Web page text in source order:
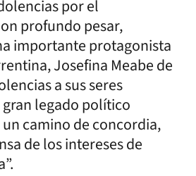
por el
profundo pesar,
importante protagonista
Josefina Meabe de
a sus seres
legado político
camino de concordia,
de los intereses de